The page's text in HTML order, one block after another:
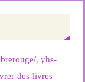
,yhs-
des-livres